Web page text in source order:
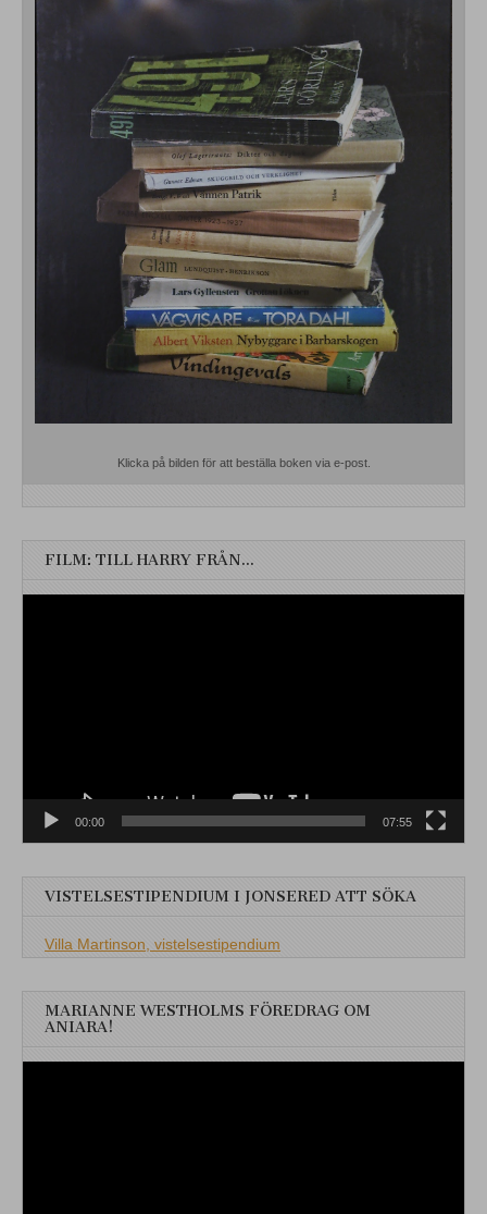
Klicka på bilden för att beställa boken via e-post.
FILM: TILL HARRY FRÅN…
00:00 07:55
VISTELSESTIPENDIUM I JONSERED ATT SÖKA
Villa Martinson, vistelsestipendium
MARIANNE WESTHOLMS FÖREDRAG OM
ANIARA!